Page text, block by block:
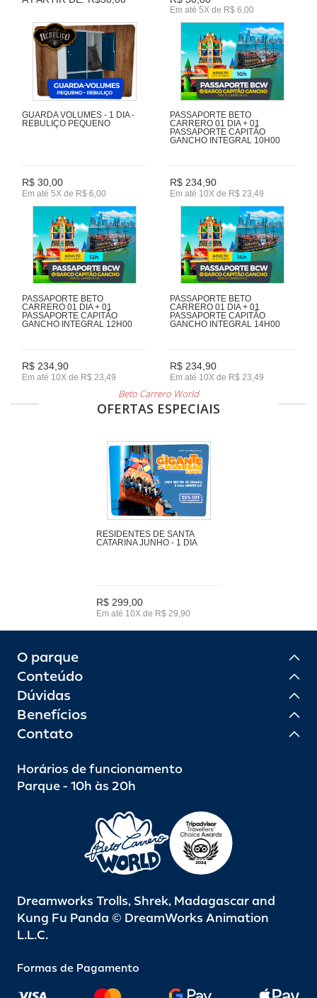
Em até 5X de R$ 6,00
GUARDA VOLUMES - 1 DIA -
REBULIÇO PEQUENO
R$ 30,00
Em até 5X de R$ 6,00
PASSAPORTE BETO
CARRERO 01 DIA + 01
PASSAPORTE CAPITÃO
GANCHO INTEGRAL 10H00
R$ 234,90
Em até 10X de R$ 23,49
PASSAPORTE BETO
CARRERO 01 DIA + 01
PASSAPORTE CAPITÃO
GANCHO INTEGRAL 12H00
R$ 234,90
Em até 10X de R$ 23,49
PASSAPORTE BETO
CARRERO 01 DIA + 01
PASSAPORTE CAPITÃO
GANCHO INTEGRAL 14H00
R$ 234,90
Em até 10X de R$ 23,49
Beto Carrero World
OFERTAS ESPECIAIS
RESIDENTES DE SANTA
CATARINA JUNHO - 1 DIA
R$ 299,00
Em até 10X de R$ 29,90
O parque
Conteúdo
Dúvidas
Benefícios
Contato
Horários de funcionamento
Parque - 10h às 20h
Dreamworks Trolls, Shrek, Madagascar and
Kung Fu Panda © DreamWorks Animation
L.L.C.
Formas de Pagamento